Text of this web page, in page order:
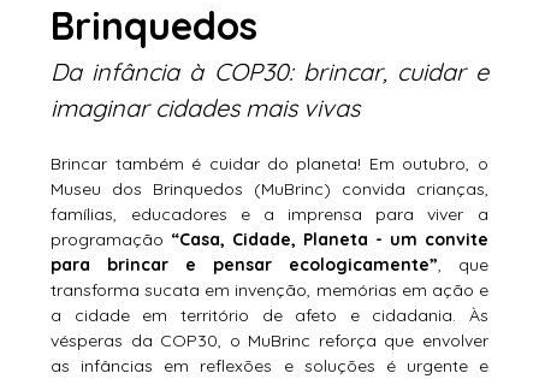
Brinquedos
Da infância à COP30: brincar, cuidar e
imaginar cidades mais vivas
Brincar também é cuidar do planeta! Em outubro, o
Museu dos Brinquedos (MuBrinc) convida crianças,
famílias, educadores e a imprensa para viver a
programação “Casa, Cidade, Planeta - um convite
para brincar e pensar ecologicamente”, que
transforma sucata em invenção, memórias em ação e
a cidade em território de afeto e cidadania. Às
vésperas da COP30, o MuBrinc reforça que envolver
as infâncias em reflexões e soluções é urgente e